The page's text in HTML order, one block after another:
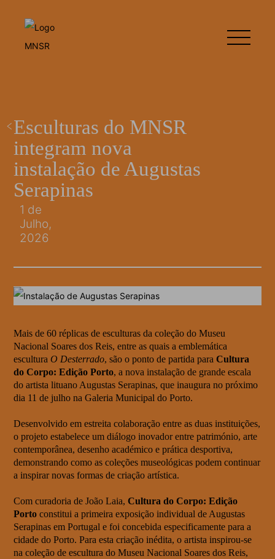
Esculturas do MNSR
integram nova
instalação de Augustas
Serapinas
1 de
Julho,
2026
Mais de 60 réplicas de esculturas da coleção do Museu
Nacional Soares dos Reis, entre as quais a emblemática
esculturaO Desterrado, são o ponto de partida paraCultura
do Corpo: Edição Porto, a nova instalação de grande escala
do artista lituano Augustas Serapinas, que inaugura no próximo
dia 11 de julho na Galeria Municipal do Porto.
Desenvolvido em estreita colaboração entre as duas instituições,
o projeto estabelece um diálogo inovador entre património, arte
contemporânea, desenho académico e prática desportiva,
demonstrando como as coleções museológicas podem continuar
a inspirar novas formas de criação artística.
Com curadoria de João Laia,Cultura do Corpo: Edição
Porto constitui a primeira exposição individual de Augustas
Serapinas em Portugal e foi concebida especificamente para a
cidade do Porto. Para esta criação inédita, o artista inspirou-se
na coleção de escultura do Museu Nacional Soares dos Reis,